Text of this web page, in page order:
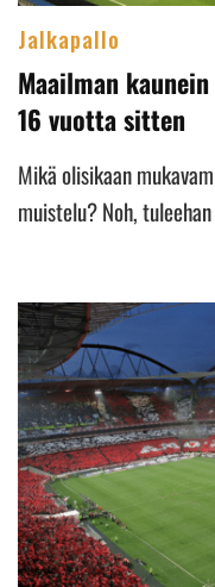
Jalkapallo
Maailman
16 vuotta sitten
Mikä olisikaan
muistelu? Noh,